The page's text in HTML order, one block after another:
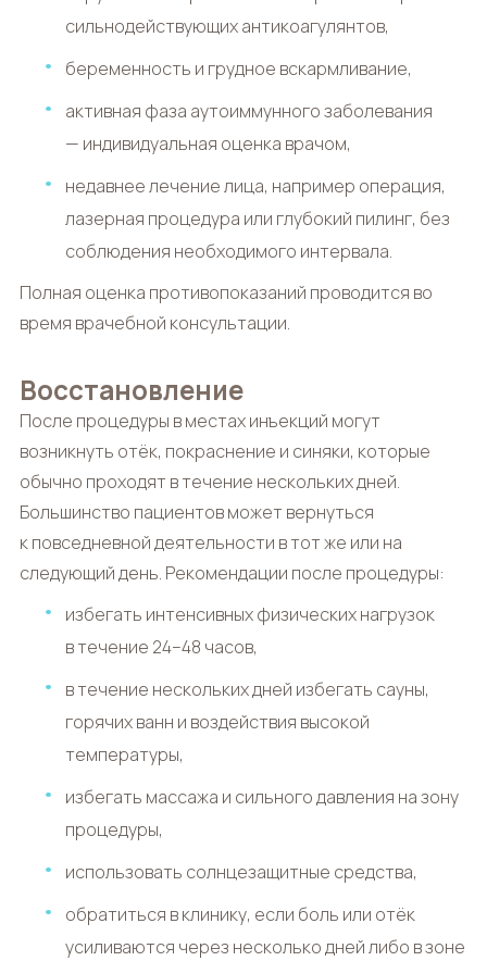
сильнодействующих антикоагулянтов,
беременность и грудное вскармливание,
активная фаза аутоиммунного заболевания
— индивидуальная оценка врачом,
недавнее лечение лица, например операция,
лазерная процедура или глубокий пилинг, без
соблюдения необходимого интервала.
Полная оценка противопоказаний проводится во
время врачебной консультации.
Восстановление
После процедуры в местах инъекций могут
возникнуть отёк, покраснение и синяки, которые
обычно проходят в течение нескольких дней.
Большинство пациентов может вернуться
к повседневной деятельности в тот же или на
следующий день. Рекомендации после процедуры:
избегать интенсивных физических нагрузок
в течение 24–48 часов,
в течение нескольких дней избегать сауны,
горячих ванн и воздействия высокой
температуры,
избегать массажа и сильного давления на зону
процедуры,
использовать солнцезащитные средства,
обратиться в клинику, если боль или отёк
усиливаются через несколько дней либо в зоне